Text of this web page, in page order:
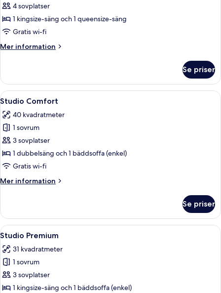
-
2
sovrum
balkong
4 sovplatser
1 kingsize-säng och 1 queensize-säng
Gratis wi-fi
Mer information
Mer
-
sovrum
balkong
Se priser
Öppna
alla
foton
för
Studio
Comfort
Ett modernt kök med
9
Studio Comfort
40 kvadratmeter
1 sovrum
3 sovplatser
1 dubbelsäng och 1 bäddsoffa (enkel)
Gratis wi-fi
Mer information
Mer
Comfort
Se priser
Öppna
alla
foton
för
Studio
Premium
Ett modernt hotellrum med en stor
9
Studio Premium
31 kvadratmeter
1 sovrum
3 sovplatser
1 kingsize-säng och 1 bäddsoffa (enkel)